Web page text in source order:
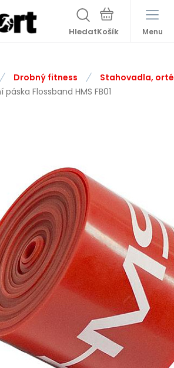
Hledat Menu
Drobný fitness
Stahovadla,
Flossband HMS FB01